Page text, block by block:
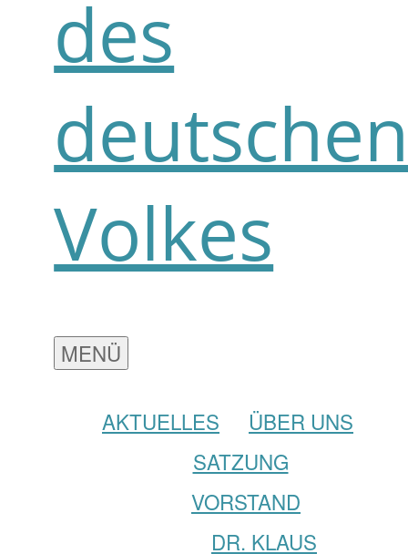
des
Volkes
MENÜ
AKTUELLES
ÜBER UNS
SATZUNG
VORSTAND
DR. KLAUS